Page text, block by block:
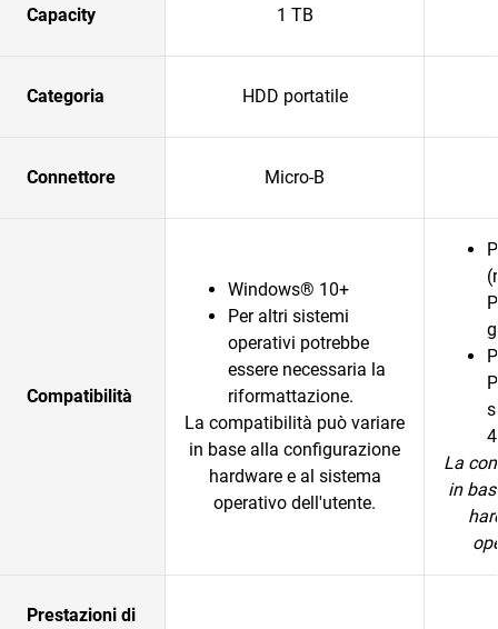
Capacity 1 TB
Categoria HDD portatile
Connettore Micro-B
Compatibilità
Windows® 10+
Per altri sistemi
operativi potrebbe
essere necessaria la
riformattazione.
La compatibilità può variare
in base alla configurazione
hardware e al sistema
operativo dell'utente.
La
in
Prestazioni di